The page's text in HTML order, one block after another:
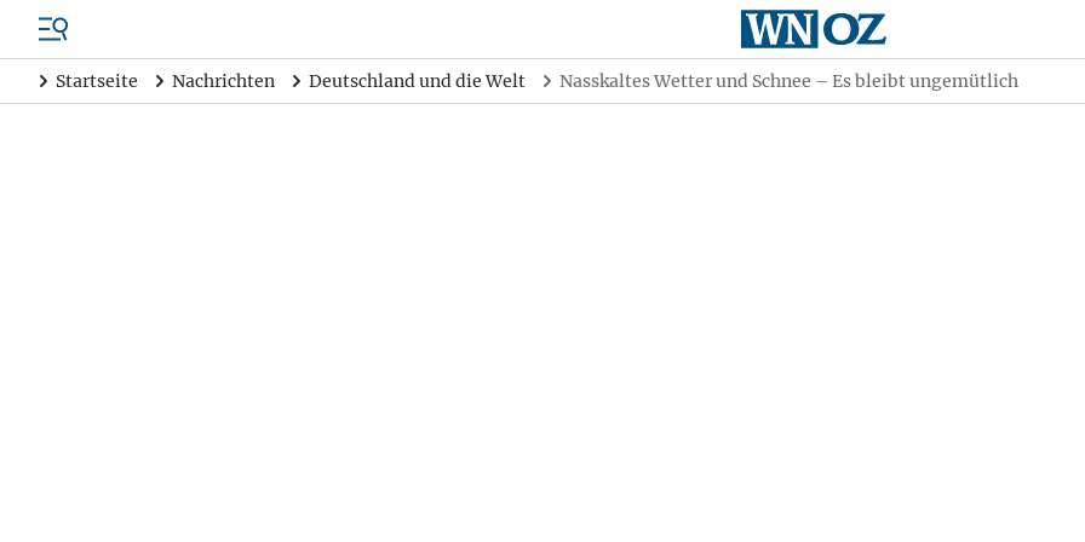
Startseite Nachrichten Deutschland und die Welt Nasskaltes Wetter und Schnee – Es bleibt ungemütlich